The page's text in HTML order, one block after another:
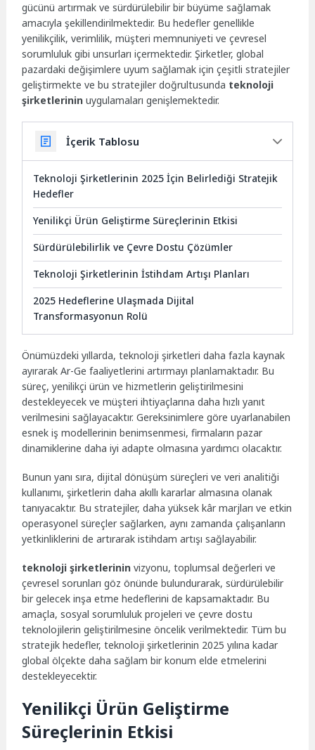
gücünü artırmak ve sürdürülebilir bir büyüme sağlamak
amacıyla şekillendirilmektedir. Bu hedefler genellikle
yenilikçilik, verimlilik, müşteri memnuniyeti ve çevresel
sorumluluk gibi unsurları içermektedir. Şirketler, global
pazardaki değişimlere uyum sağlamak için çeşitli stratejiler
geliştirmekte ve bu stratejiler doğrultusunda teknoloji
şirketlerinin uygulamaları genişlemektedir.
İçerik Tablosu
Teknoloji Şirketlerinin 2025 İçin Belirlediği Stratejik
Hedefler
Yenilikçi Ürün Geliştirme Süreçlerinin Etkisi
Sürdürülebilirlik ve Çevre Dostu Çözümler
Teknoloji Şirketlerinin İstihdam Artışı Planları
2025 Hedeflerine Ulaşmada Dijital
Transformasyonun Rolü
Önümüzdeki yıllarda, teknoloji şirketleri daha fazla kaynak
ayırarak Ar-Ge faaliyetlerini artırmayı planlamaktadır. Bu
süreç, yenilikçi ürün ve hizmetlerin geliştirilmesini
destekleyecek ve müşteri ihtiyaçlarına daha hızlı yanıt
verilmesini sağlayacaktır. Gereksinimlere göre uyarlanabilen
esnek iş modellerinin benimsenmesi, firmaların pazar
dinamiklerine daha iyi adapte olmasına yardımcı olacaktır.
Bunun yanı sıra, dijital dönüşüm süreçleri ve veri analitiği
kullanımı, şirketlerin daha akıllı kararlar almasına olanak
tanıyacaktır. Bu stratejiler, daha yüksek kâr marjları ve etkin
operasyonel süreçler sağlarken, aynı zamanda çalışanların
yetkinliklerini de artırarak istihdam artışı sağlayabilir.
teknoloji şirketlerinin vizyonu, toplumsal değerleri ve
çevresel sorunları göz önünde bulundurarak, sürdürülebilir
bir gelecek inşa etme hedeflerini de kapsamaktadır. Bu
amaçla, sosyal sorumluluk projeleri ve çevre dostu
teknolojilerin geliştirilmesine öncelik verilmektedir. Tüm bu
stratejik hedefler, teknoloji şirketlerinin 2025 yılına kadar
global ölçekte daha sağlam bir konum elde etmelerini
destekleyecektir.
Yenilikçi Ürün Geliştirme
Süreçlerinin Etkisi